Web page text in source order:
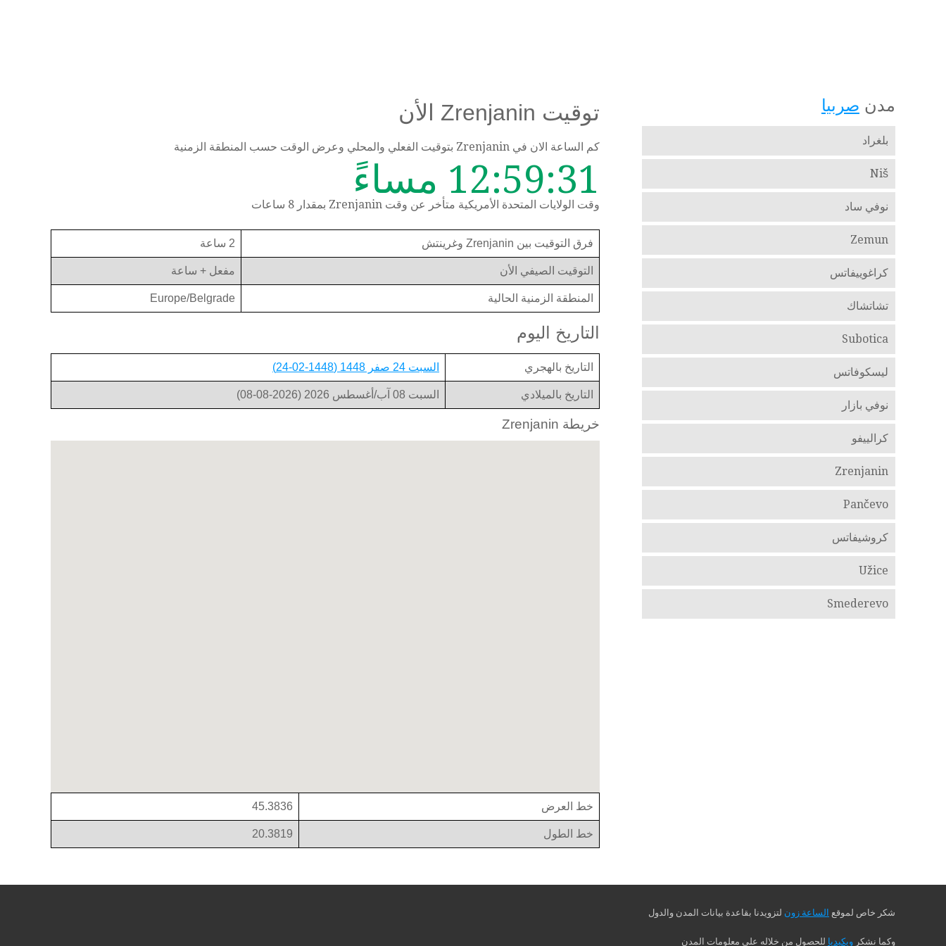
توقيت Zrenjanin الأن
كم الساعة الان في Zrenjanin بتوقيت الفعلي والمحلي وعرض الوقت حسب المنطقة الزمنية
12:59:31 مساءً
وقت الولايات المتحدة الأمريكية متأخر عن وقت Zrenjanin بمقدار 8 ساعات
فرق التوقيت بين Zrenjanin وغرينتش 2 ساعة
التوقيت الصيفي الأن مفعل + ساعة
المنطقة الزمنية الحالية Europe/Belgrade
التاريخ اليوم
التاريخ بالهجري السبت 24 صفر 1448 (1448-02-24)
التاريخ بالميلادي السبت 08 آب/أغسطس 2026 (2026-08-08)
خريطة Zrenjanin
خط العرض 45.3836
خط الطول 20.3819
مدن صربيا
بلغراد
Niš
نوفي ساد
Zemun
كراغوييفاتس
تشاتشاك
Subotica
ليسكوفاتس
نوفي بازار
كرالييفو
Zrenjanin
Pančevo
كروشيفاتس
Užice
Smederevo
شكر خاص لموقع الساعة زون لتزويدنا بقاعدة بيانات المدن والدول
وكما نشكر ويكيديا للحصول من خلاله على معلومات المدن